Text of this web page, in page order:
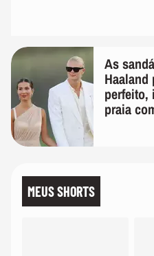
As
Haaland
perfeito,
praia
MEUS SHORTS